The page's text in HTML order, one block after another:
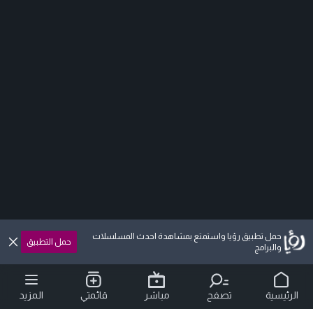
حمل تطبيق رؤيا واستمتع بمشاهدة احدث المسلسلات
والبرامج
حمل التطبيق
الرئيسية تصفح مباشر قائمتي المزيد